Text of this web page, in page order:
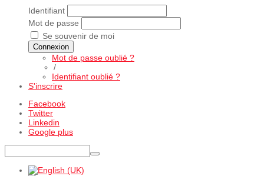
Identifiant
Mot de passe
Se souvenir de moi
Connexion
Mot de passe oublié ?
/
Identifiant oublié ?
S'inscrire
Facebook
Twitter
Linkedin
Google plus